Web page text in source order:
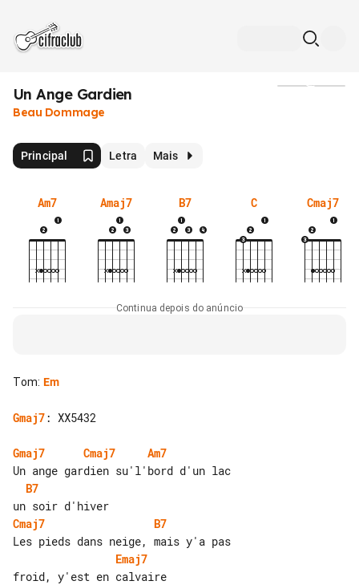
Un Ange Gardien
Beau Dommage
Principal Letra Mais
Am7 Amaj7 B7 C Cmaj7
Continua depois do anúncio
Tom: Em
Gmaj7: XX5432
Gmaj7 Cmaj7
Am7
B7
Cmaj7
B7
Emaj7